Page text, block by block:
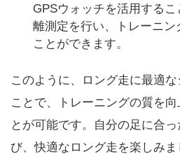
GPSウォッチを活用する
離測定を行い、トレーニン
ことができます。
このように、ロング走に最適
ことで、トレーニングの質を
とが可能です。自分の足に合
び、快適なロング走を楽しみま